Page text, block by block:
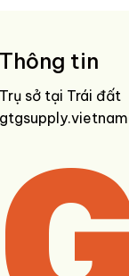
Thông tin
Trụ sở tại Trái đất